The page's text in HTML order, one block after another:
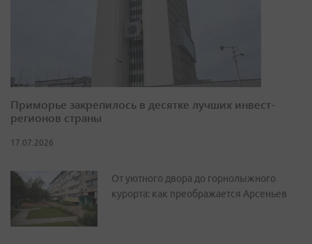
Приморье закрепилось в десятке лучших инвест-
регионов страны
17.07.2026
От уютного двора до горнолыжного
курорта: как преображается Арсеньев